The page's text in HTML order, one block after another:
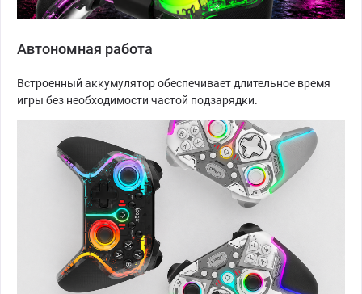
Автономная работа
Встроенный аккумулятор обеспечивает длительное время
игры без необходимости частой подзарядки.